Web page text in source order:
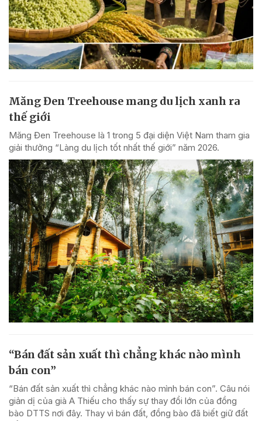
Măng Đen Treehouse mang du lịch xanh ra
thế giới
Măng Đen Treehouse là 1 trong 5 đại diện Việt Nam tham gia
giải thưởng “Làng du lịch tốt nhất thế giới” năm 2026.
“Bán đất sản xuất thì chẳng khác nào mình
bán con”
“Bán đất sản xuất thì chẳng khác nào mình bán con”. Câu nói
giản dị của già A Thiếu cho thấy sự thay đổi lớn của đồng
bào DTTS nơi đây. Thay vì bán đất, đồng bào đã biết giữ đất